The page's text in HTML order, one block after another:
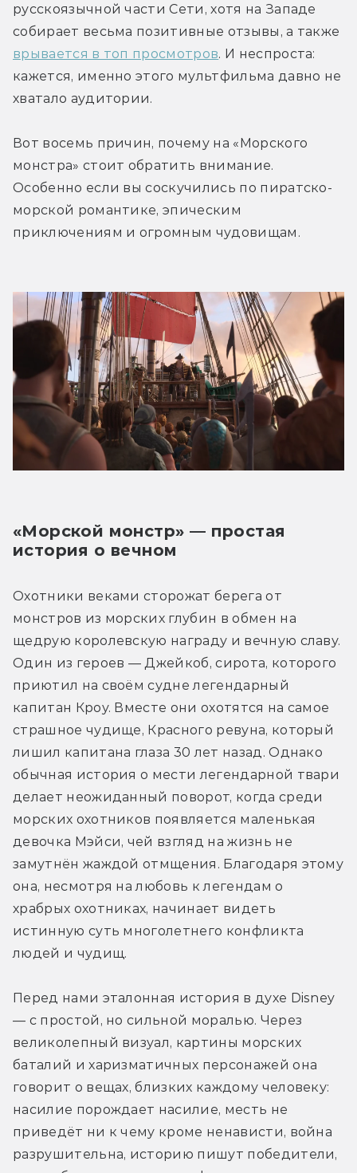
русскоязычной части Сети, хотя на Западе
врывается в топ просмотров. И неспроста:
кажется, именно этого мультфильма давно не
хватало аудитории.
Вот восемь причин, почему на «Морского
монстра» стоит обратить внимание.
Особенно если вы соскучились по пиратско-
морской романтике, эпическим
приключениям и огромным чудовищам.
«Морской монстр» — простая
история о вечном
Охотники веками сторожат берега от
монстров из морских глубин в обмен на
щедрую королевскую награду и вечную славу.
Один из героев — Джейкоб, сирота, которого
приютил на своём судне легендарный
капитан Кроу. Вместе они охотятся на самое
страшное чудище, Красного ревуна, который
лишил капитана глаза 30 лет назад. Однако
обычная история о мести легендарной твари
делает неожиданный поворот, когда среди
морских охотников появляется маленькая
девочка Мэйси, чей взгляд на жизнь не
замутнён жаждой отмщения. Благодаря этому
она, несмотря на любовь к легендам о
храбрых охотниках, начинает видеть
истинную суть многолетнего конфликта
людей и чудищ.
Перед нами эталонная история в духе Disney
— с простой, но сильной моралью. Через
великолепный визуал, картины морских
баталий и харизматичных персонажей она
говорит о вещах, близких каждому человеку:
насилие порождает насилие, месть не
приведёт ни к чему кроме ненависти, война
разрушительна, историю пишут победители,